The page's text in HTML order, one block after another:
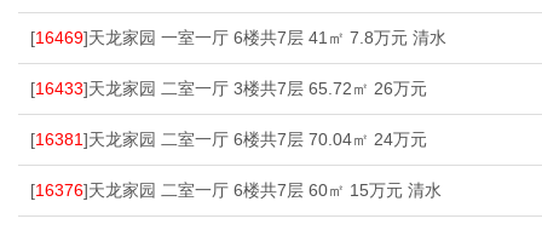
[16469]天龙家园 一室一厅 6楼共7层 41㎡ 7.8万元 清水
[16433]天龙家园 二室一厅 3楼共7层 65.72㎡ 26万元
[16381]天龙家园 二室一厅 6楼共7层 70.04㎡ 24万元
[16376]天龙家园 二室一厅 6楼共7层 60㎡ 15万元 清水